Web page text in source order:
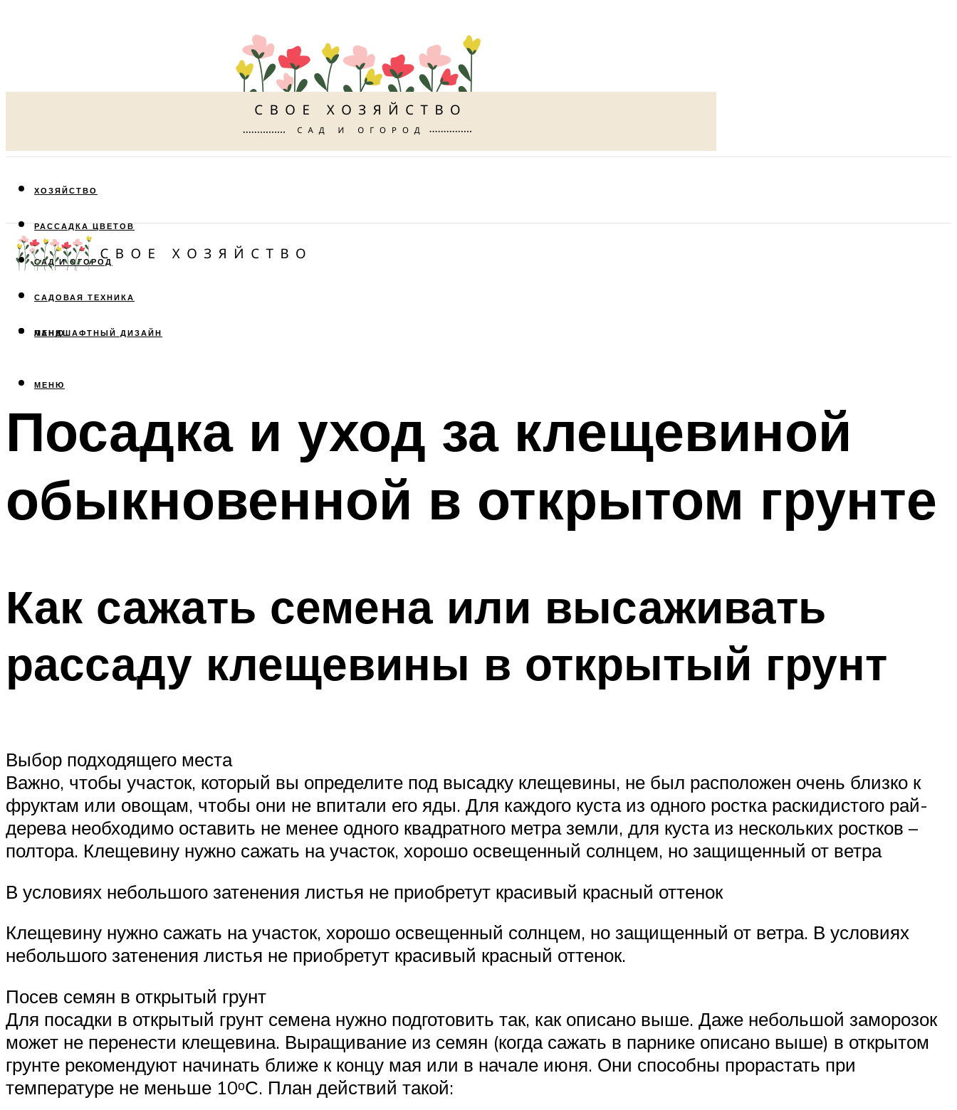
ХОЗЯЙСТВО
РАССАДКА ЦВЕТОВ
САД И ОГОРОД
САДОВАЯ ТЕХНИКА
ЛАНДШАФТНЫЙ ДИЗАЙН
МЕНЮ
МЕНЮ
Посадка и уход за клещевиной
обыкновенной в открытом грунте
Как сажать семена или высаживать
рассаду клещевины в открытый грунт
Выбор подходящего места
Важно, чтобы участок, который вы определите под высадку клещевины, не был расположен очень близко к
фруктам или овощам, чтобы они не впитали его яды. Для каждого куста из одного ростка раскидистого рай-
дерева необходимо оставить не менее одного квадратного метра земли, для куста из нескольких ростков –
полтора. Клещевину нужно сажать на участок, хорошо освещенный солнцем, но защищенный от ветра
В условиях небольшого затенения листья не приобретут красивый красный оттенок
Клещевину нужно сажать на участок, хорошо освещенный солнцем, но защищенный от ветра. В условиях
небольшого затенения листья не приобретут красивый красный оттенок.
Посев семян в открытый грунт
Для посадки в открытый грунт семена нужно подготовить так, как описано выше. Даже небольшой заморозок
может не перенести клещевина. Выращивание из семян (когда сажать в парнике описано выше) в открытом
грунте рекомендуют начинать ближе к концу мая или в начале июня. Они способны прорастать при
температуре не меньше 10ᵒС. План действий такой: